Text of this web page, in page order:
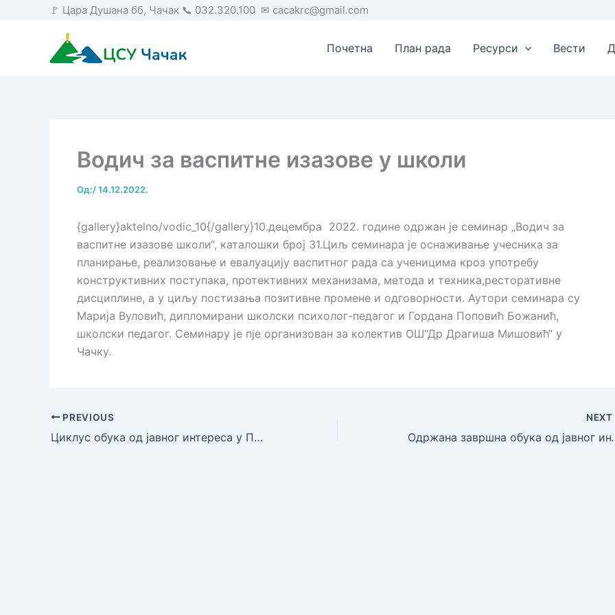
🚩 Цара Душана бб, Чачак 📞 032.320.100 ✉ cacakrc@gmail.com
Почетна План рада Ресурси Вести
Водич за васпитне изазове у школи
Од:/14.12.2022.
{gallery}aktelno/vodic_10{/gallery}10.децембра 2022. године одржан је семинар „Водич за
васпитне изазове школи“, каталошки број 31.Циљ семинара је оснаживање учесника за
планирање, реализовање и евалуацију васпитног рада са ученицима кроз употребу
конструктивних поступака, протективних механизама, метода и техника,ресторативне
дисциплине, a у циљу постизања позитивне промене и одговорности. Аутори семинара су
Марија Вуловић, дипломирани школски психолог-педагог и Гордана Поповић Божанић,
школски педагог. Семинару је пје организован за колектив ОШ“Др Драгиша Мишовић“ у
Чачку.
PREVIOUS
Циклус обука од јавног интереса у Приликама
NEXT
Одржана